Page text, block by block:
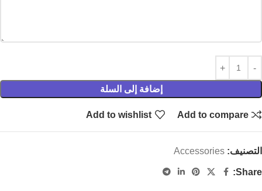
إضافة إلى السلة
Add to compare
Add to wishlist
التصنيف: Accessories
Share: